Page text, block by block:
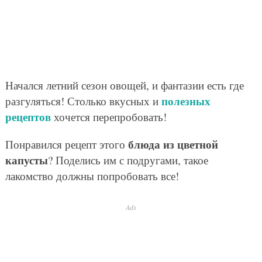
Начался летний сезон овощей, и фантазии есть где
разгуляться! Столько вкусных и полезных
рецептовхочется перепробовать!
Понравился рецепт этого блюда из цветной
капусты? Поделись им с подругами, такое
лакомство должны попробовать все!
Ads